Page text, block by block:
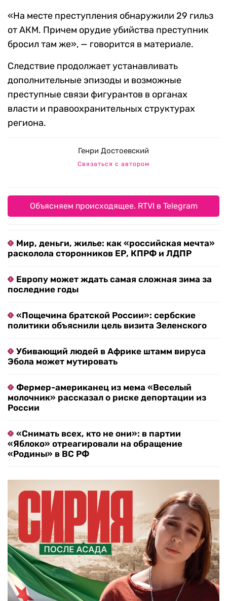
«На месте преступления обнаружили 29 гильз
от АКМ. Причем орудие убийства преступник
бросил там же», — говорится в материале.
Следствие продолжает устанавливать
дополнительные эпизоды и возможные
преступные связи фигурантов в органах
власти и правоохранительных структурах
региона.
Генри Достоевский
Связаться с автором
Объясняем происходящее. RTVI в Telegram
Мир, деньги, жилье: как «российская мечта»
расколола сторонников ЕР, КПРФ и ЛДПР
Европу может ждать самая сложная зима за
последние годы
«Пощечина братской России»: сербские
политики объяснили цель визита Зеленского
Убивающий людей в Африке штамм вируса
Эбола может мутировать
Фермер-американец из мема «Веселый
молочник» рассказал о риске депортации из
России
«Снимать всех, кто не они»: в партии
«Яблоко» отреагировали на обращение
«Родины» в ВС РФ